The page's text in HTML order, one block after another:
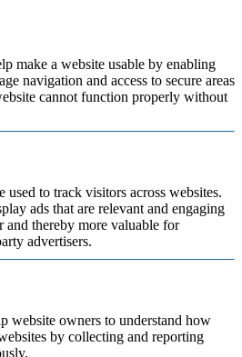
make a website usable by enabling
navigation and access to secure areas
cannot function properly without
used to track visitors across websites.
ads that are relevant and engaging
and thereby more valuable for
advertisers.
website owners to understand how
by collecting and reporting